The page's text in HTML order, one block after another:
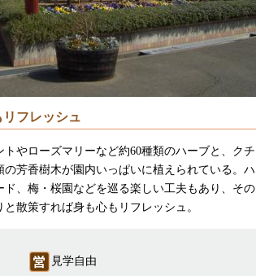
フレッシュ
やローズマリーなど約60種類のハーブと、クチ
芳香樹木が園内いっぱいに植えられている。ハ
、梅・桜園などを巡る楽しい工夫もあり、その
散策すれば身も心もリフレッシュ。
見学自由